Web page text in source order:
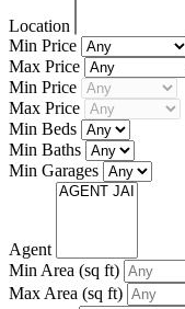
Location
Min Price
Max Price
Min Price
Max Price
Min Beds
Min Baths
Min Garages
Agent
Min Area (sq ft)
Max Area (sq ft)